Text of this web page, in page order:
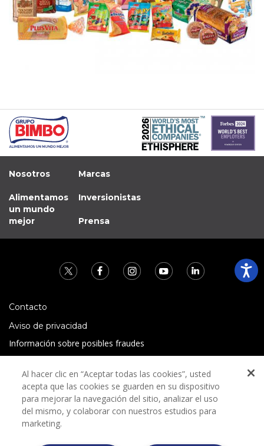
Nosotros
Alimentamos
un mundo
mejor
Marcas
Inversionistas
Prensa
Contacto
Aviso de privacidad
Información sobre posibles fraudes
Términos y condiciones
Al hacer clic en “Aceptar todas las cookies”, usted
acepta que las cookies se guarden en su dispositivo
para mejorar la navegación del sitio, analizar el uso
del mismo, y colaborar con nuestros estudios para
marketing.